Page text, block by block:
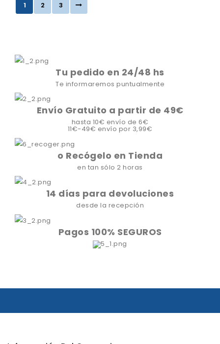
1
2 3
Tu pedido en 24/48 hs
Te informaremos puntualmente
Envío Gratuito a partir de 49€
hasta 10€ envío de 6€
11€-49€ envío por 3,99€
o Recógelo en Tienda
en tan sólo 2 horas
14 días para devoluciones
desde la recepción
Pagos 100% SEGUROS